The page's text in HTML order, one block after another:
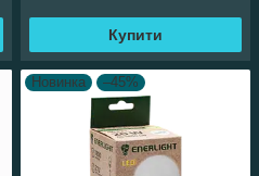
Купити
Новинка –45%